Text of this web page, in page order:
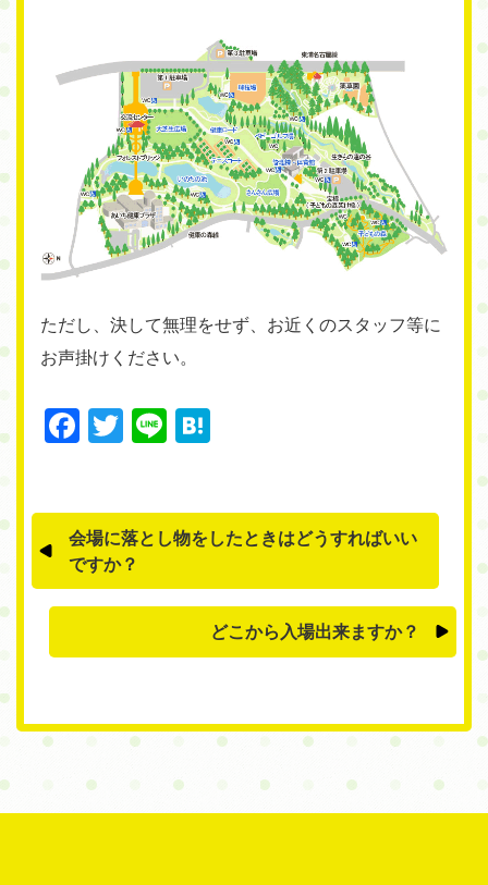
ただし、決して無理をせず、お近くのスタッフ等に
お声掛けください。
Facebook
Twitter
Line
会場に落とし物をしたときはどうすればいい
ですか？
どこから入場出来ますか？